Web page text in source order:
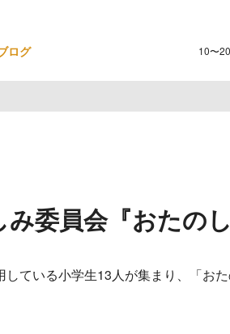
ログ 10〜
委員会『おたの
ている小学生13人が集まり、「お